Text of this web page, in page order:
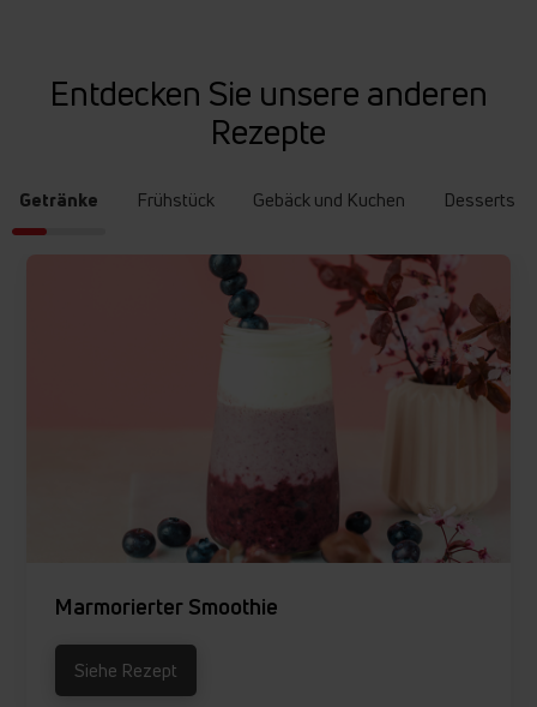
Entdecken Sie unsere anderen
Rezepte
Getränke Frühstück Gebäck und Kuchen Desserts
Marmorierter Smoothie
Siehe Rezept